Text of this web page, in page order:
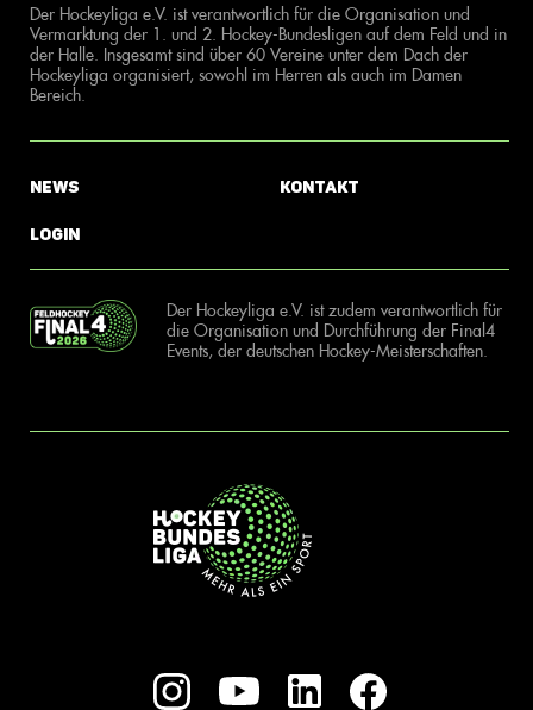
Der Hockeyliga e.V. ist verantwortlich für die Organisation und
Vermarktung der 1. und 2. Hockey-Bundesligen auf dem Feld und in
der Halle. Insgesamt sind über 60 Vereine unter dem Dach der
Hockeyliga organisiert, sowohl im Herren als auch im Damen
Bereich.
News
Login
Kontakt
Der Hockeyliga e.V. ist zudem verantwortlich für
die Organisation und Durchführung der Final4
Events, der deutschen Hockey-Meisterschaften.